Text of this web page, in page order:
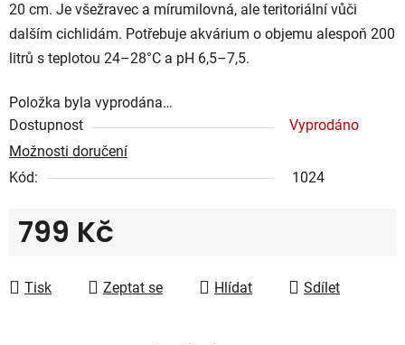
20 cm. Je všežravec a mírumilovná, ale teritoriální vůči
dalším cichlidám. Potřebuje akvárium o objemu alespoň 200
litrů s teplotou 24–28°C a pH 6,5–7,5.
Položka byla vyprodána…
Dostupnost
Vyprodáno
Možnosti doručení
Kód:
1024
799 Kč
Tisk
Zeptat se Hlídat Sdílet